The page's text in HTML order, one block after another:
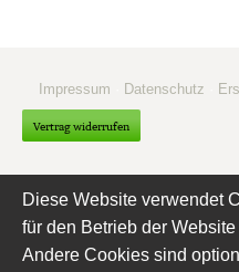
Impressum Datenschutz
Vertrag widerrufen
Diese Website verwendet
für den Betrieb der
Andere Cookies sind